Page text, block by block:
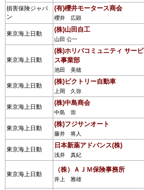
損害保険ジャパ
ン
(有)櫻井モータース商会
櫻井 広顕
東京海上日動
(株)山田自工
山田 公一
東京海上日動
(株)ホリバコミュニティ サービ
ス事業部
池田 美穂
東京海上日動
(株)ビクトリー自動車
上岡 久弥
東京海上日動
(株)中島商会
中島 崇
東京海上日動
(株)フジサンオート
藤井 将人
東京海上日動
日本新薬アドバンス(株)
浅井 真紀
東京海上日動
（株）ＡＪＭ保険事務所
井上 雅雄